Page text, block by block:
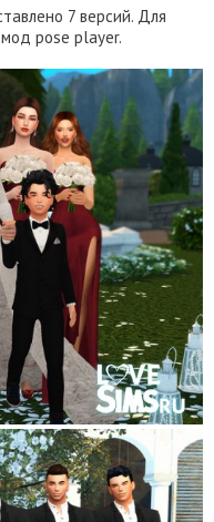
7 версий. Для
pose player.